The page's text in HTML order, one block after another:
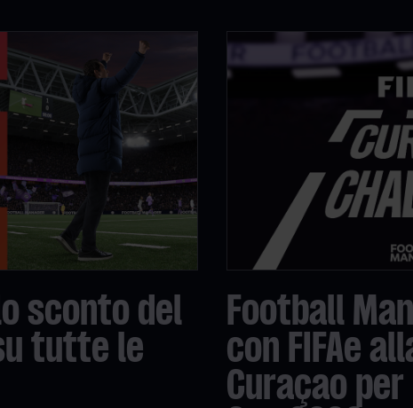
sconto del
tutte le
Football
con FIFAe
Curaçao per